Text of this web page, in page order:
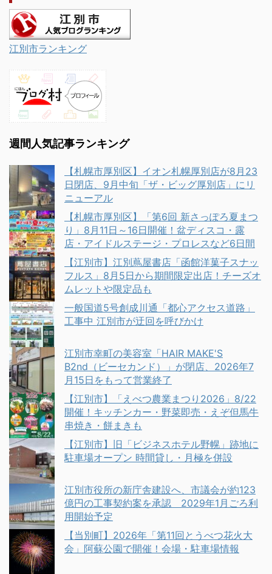
江別市ランキング
週間人気記事ランキング
【札幌市厚別区】イオン札幌厚別店が8月23
日閉店、9月中旬「ザ・ビッグ厚別店」にリ
ニューアル
【札幌市厚別区】「第6回 新さっぽろ夏まつ
り」8月11日～16日開催！盆ディスコ・露
店・アイドルステージ・プロレスなど6日間
【江別市】江別蔦屋書店「函館洋菓子スナッ
フルス」8月5日から期間限定出店！チーズオ
ムレットや限定品も
一般国道5号創成川通「都心アクセス道路」
工事中 江別市が迂回を呼びかけ
江別市幸町の美容室「HAIR MAKE'S
B2nd（ビーセカンド）」が閉店、2026年7
月15日をもって営業終了
【江別市】「えべつ農業まつり2026」8/22
開催！キッチンカー・野菜即売・えぞ但馬牛
串焼き・餅まきも
【江別市】旧「ビジネスホテル野幌」跡地に
駐車場オープン 時間貸し・月極を併設
江別市役所の新庁舎建設へ、市議会が約123
億円の工事契約案を承認 2029年1月ごろ利
用開始予定
【当別町】2026年「第11回とうべつ花火大
会」阿蘇公園で開催！会場・駐車場情報